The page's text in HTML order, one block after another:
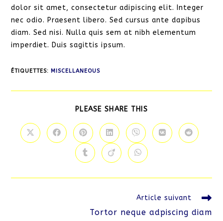
dolor sit amet, consectetur adipiscing elit. Integer
nec odio. Praesent libero. Sed cursus ante dapibus
diam. Sed nisi. Nulla quis sem at nibh elementum
imperdiet. Duis sagittis ipsum.
ÉTIQUETTES: MISCELLANEOUS
PLEASE SHARE THIS
CONTENU
Ouvrir
dans
Ouvrir
dans
autre
fenêtre
Ouvrir
dans
une
autre
fenêtre
Ouvrir
dans
une
autre
fenêtre
Ouvrir
dans
une
autre
fenêtre
Ouvrir
dans
Ouvrir
dans
Ouvrir
dans
autre
Ouvrir
dans
autre
Ouvrir
dans
autre
Article suivant
Tortor neque adpiscing diam